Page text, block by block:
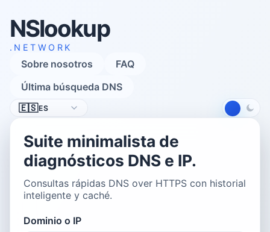
NSlookup
.NETWORK
Sobre nosotros
FAQ
Última búsqueda DNS
Idioma
🇪🇸ES
Suite minimalista de
diagnósticos DNS e IP.
Consultas rápidas DNS over HTTPS con historial
inteligente y caché.
Dominio o IP